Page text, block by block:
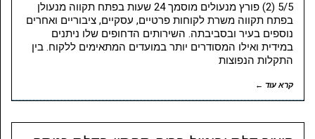
5/5 (2) פורץ מנעולים מוסמך 24 שעות בפתח תקווה מנעולן
בפתח תקווה משרת לקוחות פרטיים, עסקיים, ציבוריים ואחרים
נוספים בעיר ובסביבתה. השירותים הדחופים שלו ניתנים
במידית ואילו המסודרים יותר במועדים המתאימים ללקוח. בין
התקלות הנפוצות
קרא עוד ←